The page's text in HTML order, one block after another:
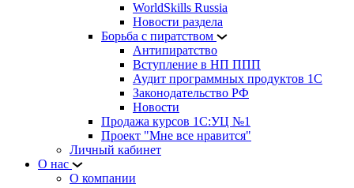
WorldSkills Russia
Новости раздела
Борьба с пиратством
Антипиратство
Вступление в НП ППП
Аудит программных продуктов 1С
Законодательство РФ
Новости
Продажа курсов 1С:УЦ №1
Проект "Мне все нравится"
Личный кабинет
О нас
О компании